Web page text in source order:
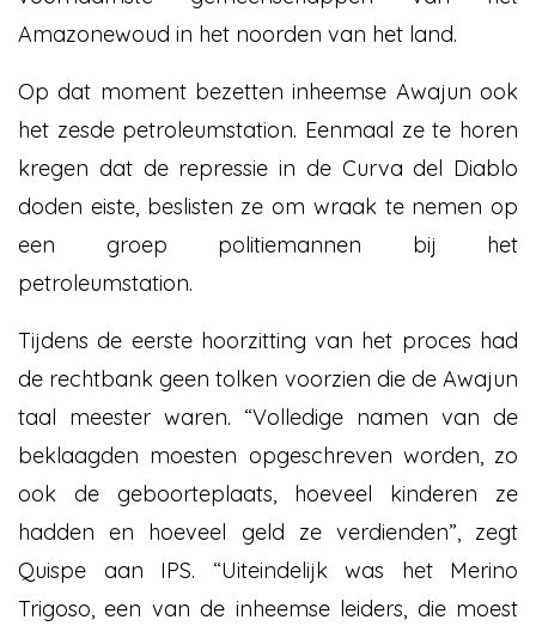
Amazonewoud in het noorden van het land.
Op dat moment bezetten inheemse Awajun ook
het zesde petroleumstation. Eenmaal ze te horen
kregen dat de repressie in de Curva del Diablo
doden eiste, beslisten ze om wraak te nemen op
een groep politiemannen bij het
petroleumstation.
Tijdens de eerste hoorzitting van het proces had
de rechtbank geen tolken voorzien die de Awajun
taal meester waren. “Volledige namen van de
beklaagden moesten opgeschreven worden, zo
ook de geboorteplaats, hoeveel kinderen ze
hadden en hoeveel geld ze verdienden”, zegt
Quispe aan IPS. “Uiteindelijk was het Merino
Trigoso, een van de inheemse leiders, die moest